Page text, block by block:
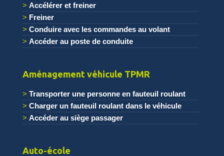
Accélérer et freiner
Freiner
Conduire avec les commandes au volant
Accéder au poste de conduite
Aménagement véhicule TPMR
Transporter une personne en fauteuil roulant
Charger un fauteuil roulant dans le véhicule
Accéder au siège passager
Auto-école